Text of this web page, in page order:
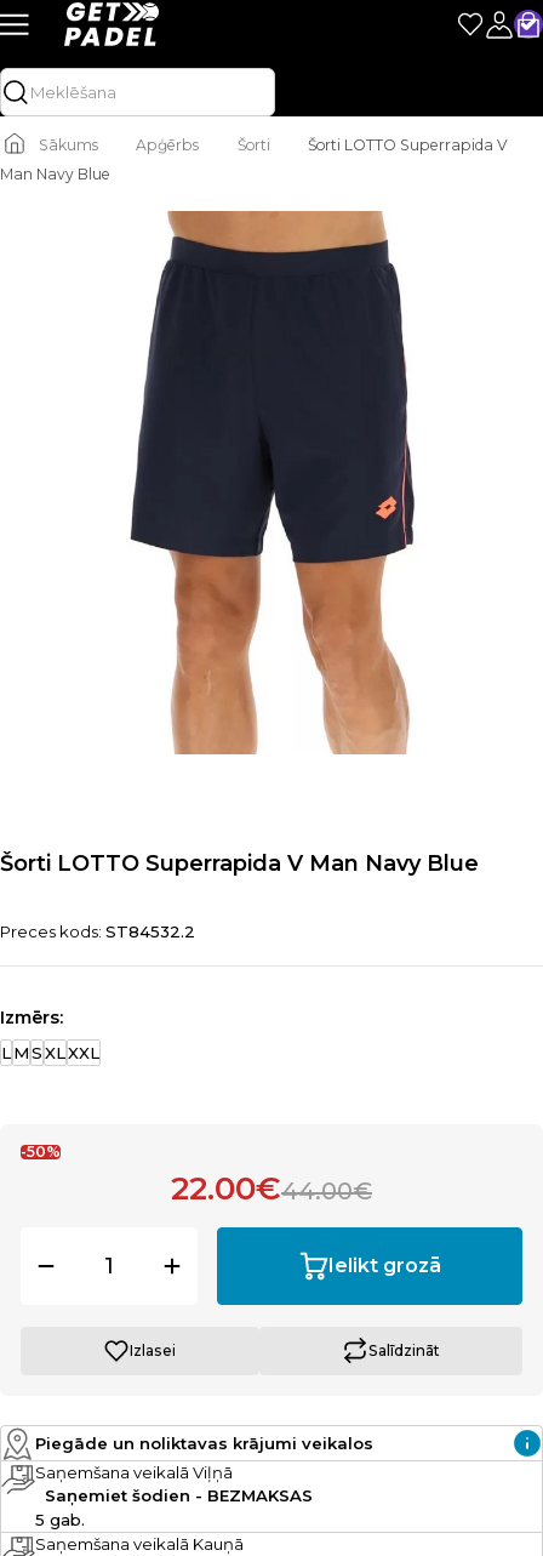
Sākums Apģērbs Šorti
Šorti LOTTO Superrapida V
Man Navy Blue
Šorti LOTTO Superrapida V Man Navy Blue
Preces kods: ST84532.2
Izmērs:
LMSXLXXL
-50%
22.00€44.00€
Ielikt grozā
Izlasei Salīdzināt
Piegāde un noliktavas krājumi veikalos
Saņemšana veikalā Viļņā
Saņemiet šodien - BEZMAKSAS
5 gab.
Saņemšana veikalā Kauņā